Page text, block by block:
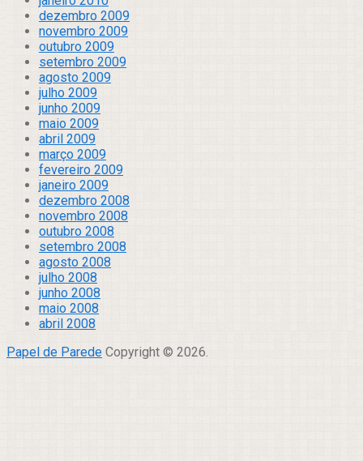
dezembro 2009
novembro 2009
outubro 2009
setembro 2009
agosto 2009
julho 2009
junho 2009
maio 2009
abril 2009
março 2009
fevereiro 2009
janeiro 2009
dezembro 2008
novembro 2008
outubro 2008
setembro 2008
agosto 2008
julho 2008
junho 2008
maio 2008
abril 2008
Papel de Parede Copyright © 2026.